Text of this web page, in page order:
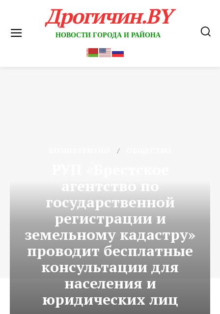
Дрогичин.BY
НОВОСТИ ГОРОДА И РАЙОНА
агентство по
государственной
регистрации и
земельному кадастру»
проводит бесплатные
консультации для
населения и
юридических лиц